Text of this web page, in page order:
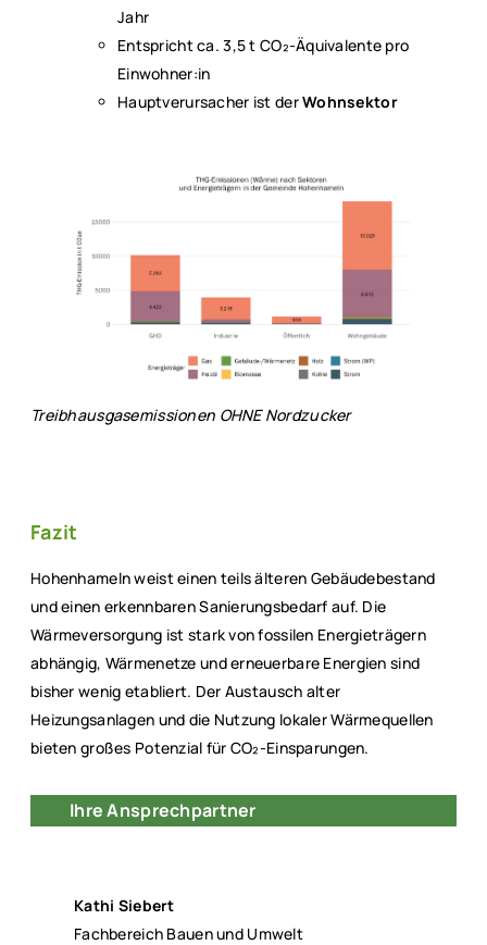
Jahr
Entspricht ca. 3,5 t CO₂‑Äquivalente pro
Einwohner:in
Hauptverursacher ist derWohnsektor
Treibhausgasemissionen OHNE Nordzucker
Fazit
Hohenhameln weist einen teils älteren Gebäudebestand
und einen erkennbaren Sanierungsbedarf auf. Die
Wärmeversorgung ist stark von fossilen Energieträgern
abhängig, Wärmenetze und erneuerbare Energien sind
bisher wenig etabliert. Der Austausch alter
Heizungsanlagen und die Nutzung lokaler Wärmequellen
bieten großes Potenzial für CO₂‑Einsparungen.
Ihre Ansprechpartner
Kathi Siebert
Fachbereich Bauen und Umwelt